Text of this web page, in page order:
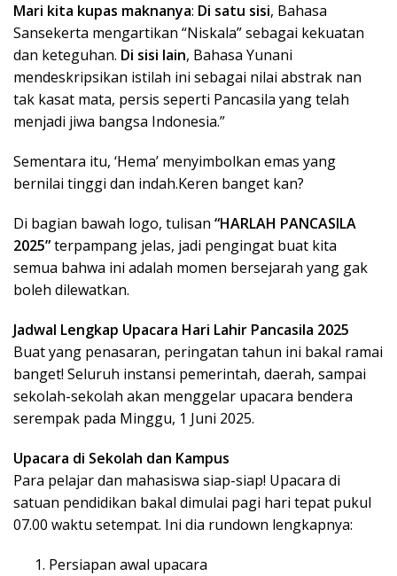
Mari kita kupas maknanya: Di satu sisi, Bahasa
Sansekerta mengartikan “Niskala” sebagai kekuatan
dan keteguhan. Di sisi lain, Bahasa Yunani
mendeskripsikan istilah ini sebagai nilai abstrak nan
tak kasat mata, persis seperti Pancasila yang telah
menjadi jiwa bangsa Indonesia.”
Sementara itu, ‘Hema’ menyimbolkan emas yang
bernilai tinggi dan indah.Keren banget kan?
Di bagian bawah logo, tulisan “HARLAH PANCASILA
2025”terpampang jelas, jadi pengingat buat kita
semua bahwa ini adalah momen bersejarah yang gak
boleh dilewatkan.
Jadwal Lengkap Upacara Hari Lahir Pancasila 2025
Buat yang penasaran, peringatan tahun ini bakal ramai
banget! Seluruh instansi pemerintah, daerah, sampai
sekolah-sekolah akan menggelar upacara bendera
serempak pada Minggu, 1 Juni 2025.
Upacara di Sekolah dan Kampus
Para pelajar dan mahasiswa siap-siap! Upacara di
satuan pendidikan bakal dimulai pagi hari tepat pukul
07.00 waktu setempat. Ini dia rundown lengkapnya:
Persiapan awal upacara